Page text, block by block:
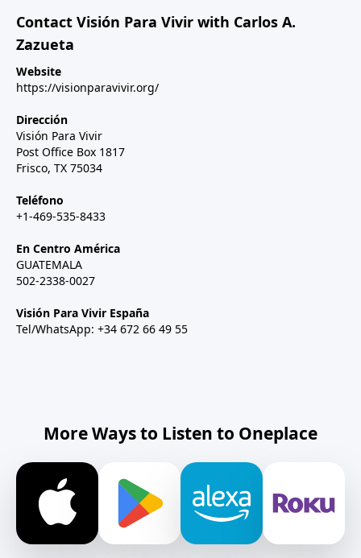
Contact Visión Para Vivir with Carlos A.
Zazueta
Website
https://visionparavivir.org/
Dirección
Visión Para Vivir
Post Office Box 1817
Frisco, TX 75034
Teléfono
+1-469-535-8433
En Centro América
GUATEMALA
502-2338-0027
Visión Para Vivir España
Tel/WhatsApp: +34 672 66 49 55
More Ways to Listen to Oneplace